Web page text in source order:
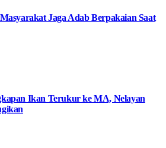
Jaga Adab Berpakaian Saat
Ikan Terukur ke MA, Nelayan